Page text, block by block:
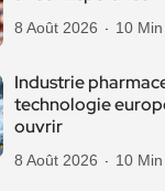
8 Août 2026 10
Industrie
technologie
ouvrir
8 Août 2026 10